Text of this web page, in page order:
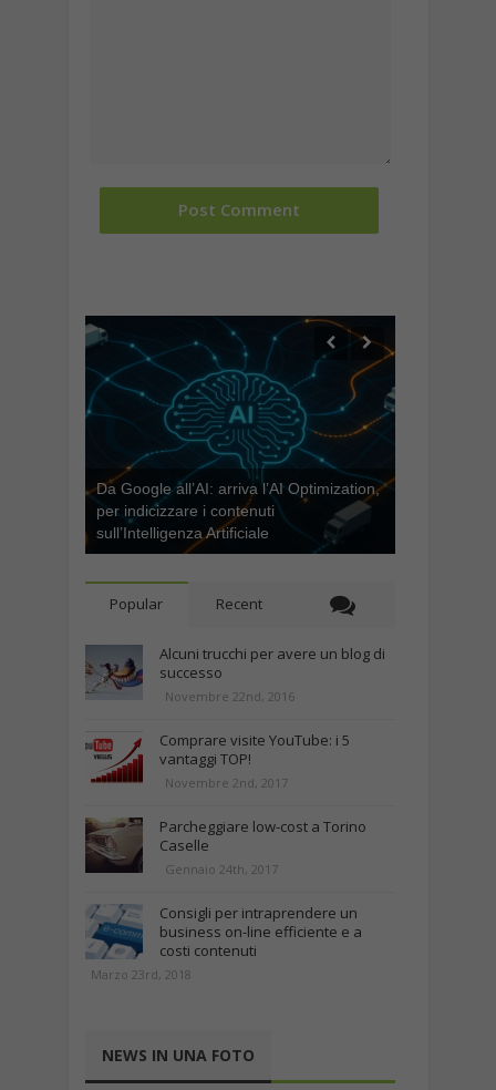
Da Google all’AI: arriva l’AI Optimization,
per indicizzare i contenuti
sull’Intelligenza Artificiale
Popular Recent
Alcuni trucchi per avere un blog di
successo
Novembre 22nd, 2016
Comprare visite YouTube: i 5
vantaggi TOP!
Novembre 2nd, 2017
Parcheggiare low-cost a Torino
Caselle
Gennaio 24th, 2017
Consigli per intraprendere un
business on-line efficiente e a
costi contenuti
Marzo 23rd, 2018
NEWS IN UNA FOTO